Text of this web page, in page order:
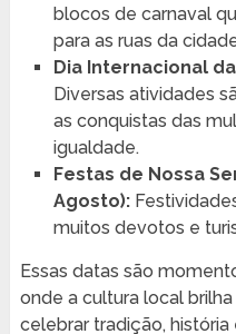
blocos de carnaval
para as ruas da
Dia Internacional
Diversas atividades
as conquistas das
igualdade.
Festas de Nossa
Agosto):
muitos devotos e
Essas datas são
onde a cultura local
celebrar tradição, história